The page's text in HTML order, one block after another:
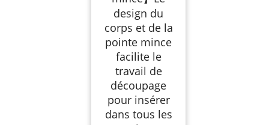
design du
corps et de la
pointe mince
facilite le
travail de
découpage
pour insérer
dans tous les